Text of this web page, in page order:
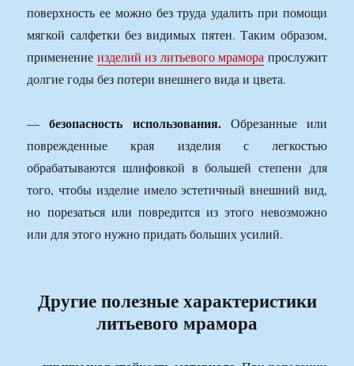
поверхность ее можно без труда удалить при помощи
мягкой салфетки без видимых пятен. Таким образом,
применение изделий из литьевого мрамора прослужит
долгие годы без потери внешнего вида и цвета.
—безопасность использования.Обрезанные или
поврежденные края изделия с легкостью
обрабатываются шлифовкой в большей степени для
того, чтобы изделие имело эстетичный внешний вид,
но порезаться или повредится из этого невозможно
или для этого нужно придать больших усилий.
Другие полезные характеристики
литьевого мрамора